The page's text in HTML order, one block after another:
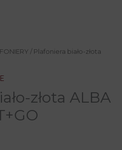
/ Plafoniera biało-złota
złota ALBA